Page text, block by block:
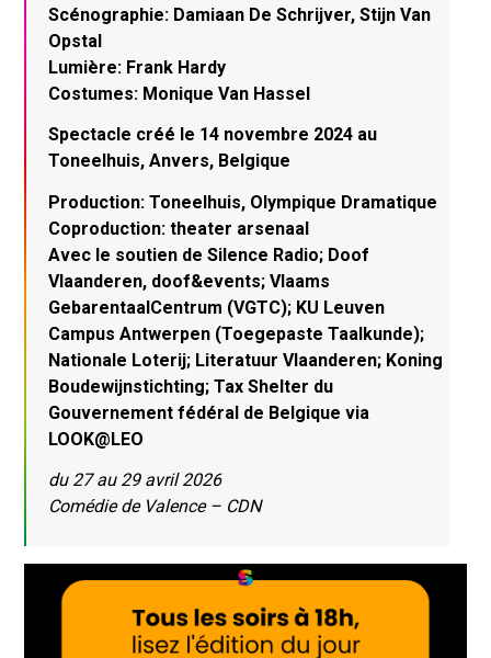
Scénographie: Damiaan De Schrijver, Stijn Van
Opstal
Lumière: Frank Hardy
Costumes: Monique Van Hassel
Spectacle créé le 14 novembre 2024 au
Toneelhuis, Anvers, Belgique
Production: Toneelhuis, Olympique Dramatique
Coproduction: theater arsenaal
Avec le soutien de Silence Radio; Doof
Vlaanderen, doof&events; Vlaams
GebarentaalCentrum (VGTC); KU Leuven
Campus Antwerpen (Toegepaste Taalkunde);
Nationale Loterij; Literatuur Vlaanderen; Koning
Boudewijnstichting; Tax Shelter du
Gouvernement fédéral de Belgique via
LOOK@LEO
du 27 au 29 avril 2026
Comédie de Valence – CDN